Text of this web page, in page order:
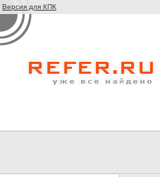
Версия для КПК